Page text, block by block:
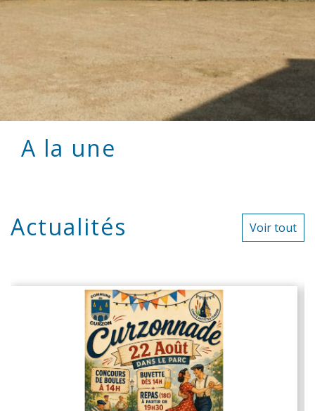
A la une
Actualités Voir tout